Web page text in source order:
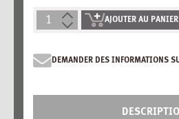
AJOUTER AU PANIER
DEMANDER DES INFORMATIONS